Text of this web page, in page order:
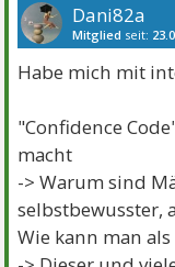
Dani82a
Mitglied seit:
Habe mich mit
"Confidence
macht
-> Warum sind
selbstbewusster,
Wie kann man